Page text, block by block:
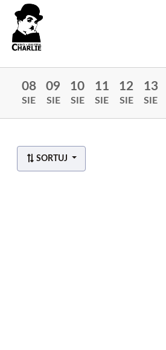
08
SIE
09
SIE
10
SIE
11
SIE
12
SIE
13
SIE
SORTUJ